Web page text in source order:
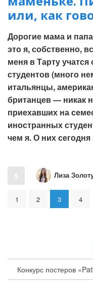
Конкурс постеров
или, как
Дорогие мама и
это я, собственно,
меня в Тарту
студентов (много
итальянцы,
британцев — никак
приехавших на
иностранных
чем я. О них сегодня
5 Лиза
1 2 3 4